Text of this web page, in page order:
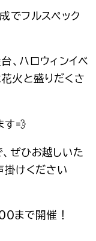
でフルスペック
、ハロウィンイベ
花火と盛りだくさ
す💨
ぜひお越しいた
掛けください
０まで開催！